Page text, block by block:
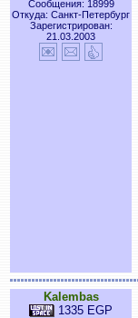
Сообщения: 18999
Откуда: Санкт-Петербург
Зарегистрирован:
21.03.2003
Kalembas
1335 EGP